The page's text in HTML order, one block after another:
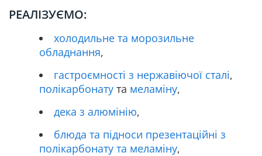
РЕАЛІЗУЄМО:
холодильне та морозильне
обладнання,
гастроємності з нержавіючої сталі,
полікарбонату та меламіну,
дека з алюмінію,
блюда та підноси презентаційні з
полікарбонату та меламіну,